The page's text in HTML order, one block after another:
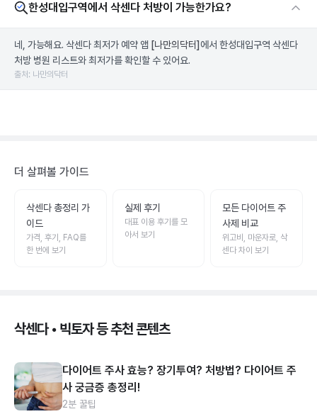
한성대입구역에서 삭센다 처방이 가능한가요?
네, 가능해요. 삭센다 최저가 예약 앱 [나만의닥터] 에서 한성대입구역 삭센다
처방 병원 리스트와 최저가를 확인할 수 있어요.
출처: 나만의닥터
더 살펴볼 가이드
삭센다 총정리 가
이드
가격, 후기, FAQ를
한 번에 보기
실제 후기
대표 이용 후기를 모
아서 보기
모든 다이어트 주
사제 비교
위고비, 마운자로, 삭
센다 차이 보기
삭센다 • 빅토자 등 추천 콘텐츠
다이어트 주사 효능? 장기투여? 처방법? 다이어트 주
사 궁금증 총정리!
2분 꿀팁